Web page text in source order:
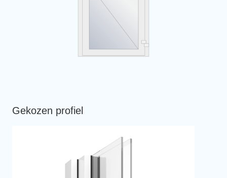
Gekozen profiel